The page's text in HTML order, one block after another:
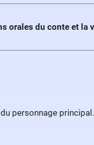
du conte et la
du personnage